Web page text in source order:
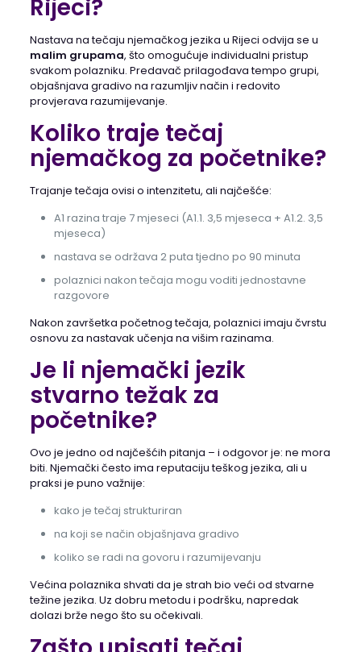
Rijeci?
Nastava na tečaju njemačkog jezika u Rijeci odvija se u
malim grupama, što omogućuje individualni pristup
svakom polazniku. Predavač prilagođava tempo grupi,
objašnjava gradivo na razumljiv način i redovito
provjerava razumijevanje.
Koliko traje tečaj
njemačkog za početnike?
Trajanje tečaja ovisi o intenzitetu, ali najčešće:
A1 razina traje 7 mjeseci (A1.1. 3,5 mjeseca + A1.2. 3,5
mjeseca)
nastava se održava 2 puta tjedno po 90 minuta
polaznici nakon tečaja mogu voditi jednostavne
razgovore
Nakon završetka početnog tečaja, polaznici imaju čvrstu
osnovu za nastavak učenja na višim razinama.
Je li njemački jezik
stvarno težak za
početnike?
Ovo je jedno od najčešćih pitanja – i odgovor je: ne mora
biti. Njemački često ima reputaciju teškog jezika, ali u
praksi je puno važnije:
kako je tečaj strukturiran
na koji se način objašnjava gradivo
koliko se radi na govoru i razumijevanju
Većina polaznika shvati da je strah bio veći od stvarne
težine jezika. Uz dobru metodu i podršku, napredak
dolazi brže nego što su očekivali.